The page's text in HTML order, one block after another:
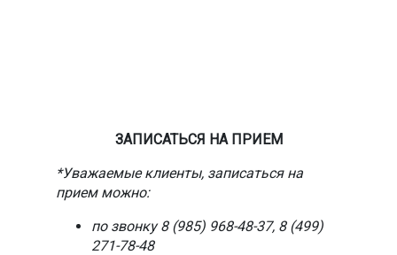
ЗАПИСАТЬСЯ НА ПРИЕМ
*Уважаемые клиенты, записаться на
прием можно:
по звонку 8 (985) 968-48-37, 8 (499)
271-78-48